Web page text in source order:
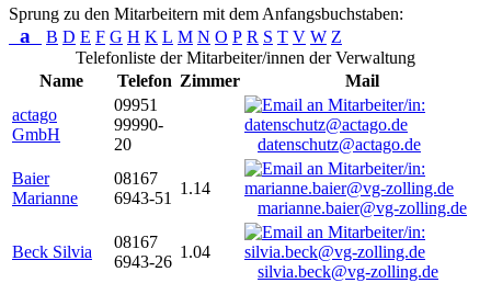
Sprung zu den Mitarbeitern mit dem Anfangsbuchstaben:
a B D E F G H K L M N O P R S T V W Z
Telefonliste der Mitarbeiter/innen der Verwaltung
Name
Telefon Zimmer
Mail
actago
GmbH
09951
99990-
20
datenschutz@actago.de
Baier
Marianne
08167
6943-51
1.14
marianne.baier@vg-zolling.de
Beck Silvia
08167
6943-26
1.04
silvia.beck@vg-zolling.de